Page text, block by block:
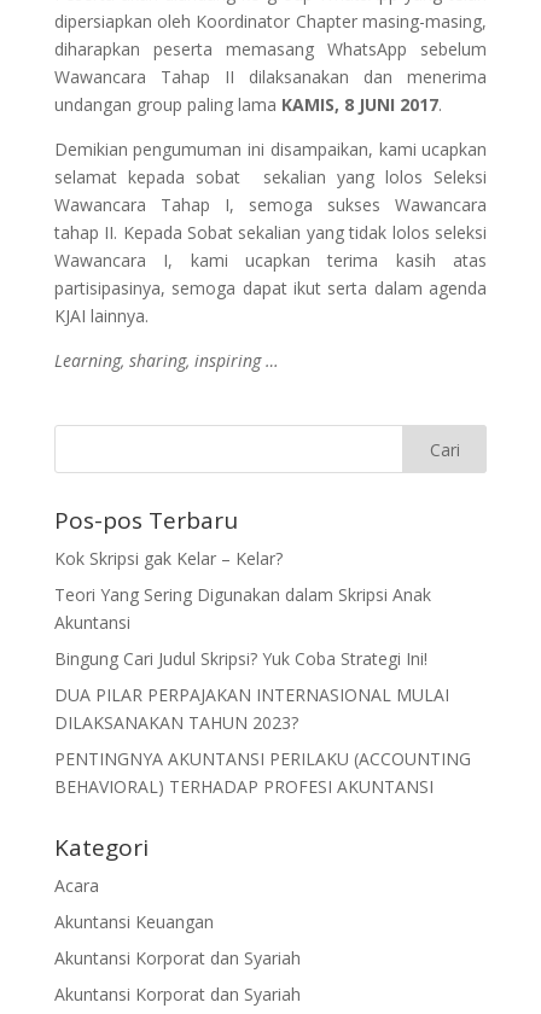
dipersiapkan oleh Koordinator Chapter masing-masing,
diharapkan peserta memasang WhatsApp sebelum
Wawancara Tahap II dilaksanakan dan menerima
undangan group paling lama KAMIS, 8 JUNI 2017.
Demikian pengumuman ini disampaikan, kami ucapkan
selamat kepada sobat sekalian yang lolos Seleksi
Wawancara Tahap I, semoga sukses Wawancara
tahap II. Kepada Sobat sekalian yang tidak lolos seleksi
Wawancara I, kami ucapkan terima kasih atas
partisipasinya, semoga dapat ikut serta dalam agenda
KJAI lainnya.
Learning, sharing, inspiring …
Pos-pos Terbaru
Kok Skripsi gak Kelar – Kelar?
Teori Yang Sering Digunakan dalam Skripsi Anak
Akuntansi
Bingung Cari Judul Skripsi? Yuk Coba Strategi Ini!
DUA PILAR PERPAJAKAN INTERNASIONAL MULAI
DILAKSANAKAN TAHUN 2023?
PENTINGNYA AKUNTANSI PERILAKU (ACCOUNTING
BEHAVIORAL) TERHADAP PROFESI AKUNTANSI
Kategori
Acara
Akuntansi Keuangan
Akuntansi Korporat dan Syariah
Akuntansi Korporat dan Syariah